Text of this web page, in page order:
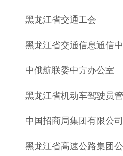
黑龙江省交通工会
黑龙江省交通信息通信
中俄航联委中方办公室
黑龙江省机动车驾驶员管
中国招商局集团有限公司
黑龙江省高速公路集团公